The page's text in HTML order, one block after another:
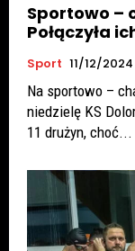
Sportowo –
Połączyła
Sport 11/12/2024
Na sportowo –
niedzielę KS
11 drużyn, choć...